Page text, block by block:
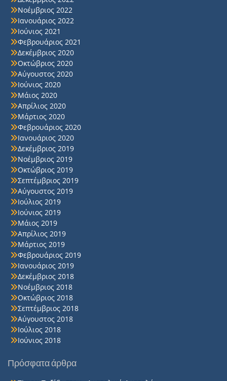
Νοέμβριος 2022
Ιανουάριος 2022
Ιούνιος 2021
Φεβρουάριος 2021
Δεκέμβριος 2020
Οκτώβριος 2020
Αύγουστος 2020
Ιούνιος 2020
Μάιος 2020
Απρίλιος 2020
Μάρτιος 2020
Φεβρουάριος 2020
Ιανουάριος 2020
Δεκέμβριος 2019
Νοέμβριος 2019
Οκτώβριος 2019
Σεπτέμβριος 2019
Αύγουστος 2019
Ιούλιος 2019
Ιούνιος 2019
Μάιος 2019
Απρίλιος 2019
Μάρτιος 2019
Φεβρουάριος 2019
Ιανουάριος 2019
Δεκέμβριος 2018
Νοέμβριος 2018
Οκτώβριος 2018
Σεπτέμβριος 2018
Αύγουστος 2018
Ιούλιος 2018
Ιούνιος 2018
Πρόσφατα άρθρα